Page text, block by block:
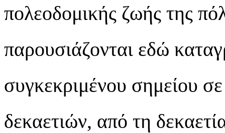
πολεοδομικής ζωής της
παρουσιάζονται εδώ
συγκεκριμένου σημείου
δεκαετιών, από τη